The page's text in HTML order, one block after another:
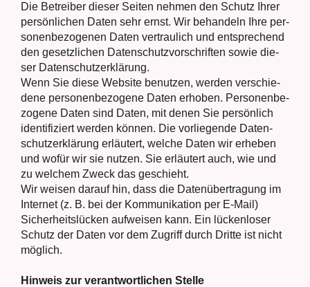
Die Betrei­ber die­ser Sei­ten neh­men den Schutz Ihrer
per­sön­li­chen Daten sehr ernst. Wir behan­deln Ihre per­
so­nen­be­zo­ge­nen Daten ver­trau­lich und ent­spre­chend
den gesetz­li­chen Daten­schutz­vor­schrif­ten sowie die­
ser Daten­schutz­er­klä­rung.
Wenn Sie die­se Web­site benut­zen, wer­den ver­schie­
de­ne per­so­nen­be­zo­ge­ne Daten erho­ben. Per­so­nen­be­
zo­ge­ne Daten sind Daten, mit denen Sie per­sön­lich
iden­ti­fi­ziert wer­den kön­nen. Die vor­lie­gen­de Daten­
schutz­er­klä­rung erläu­tert, wel­che Daten wir erhe­ben
und wofür wir sie nut­zen. Sie erläu­tert auch, wie und
zu wel­chem Zweck das geschieht.
Wir wei­sen dar­auf hin, dass die Daten­über­tra­gung im
Inter­net (z. B. bei der Kom­mu­ni­ka­ti­on per E‑Mail)
Sicher­heits­lü­cken auf­wei­sen kann. Ein lücken­lo­ser
Schutz der Daten vor dem Zugriff durch Drit­te ist nicht
mög­lich.
Hin­weis zur ver­ant­wort­li­chen Stel­le